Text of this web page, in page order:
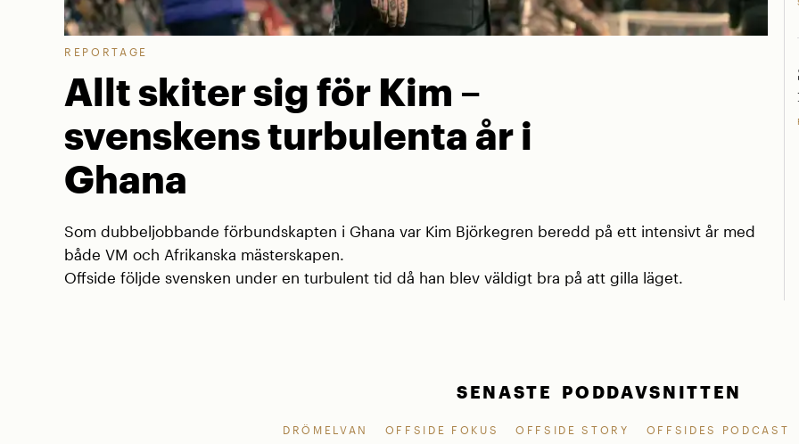
REPORTAGE
Allt skiter sig för Kim –
svenskens turbulenta år i
Ghana
Som dubbeljobbande förbundskapten i Ghana var Kim Björkegren beredd på ett intensivt år med
både VM och Afrikanska mästerskapen.
Offside följde svensken under en turbulent tid då han blev väldigt bra på att gilla läget.
SENASTE PODDAVSNITTEN
DRÖMELVAN OFFSIDE FOKUS OFFSIDE STORY OFFSIDES PODCAST